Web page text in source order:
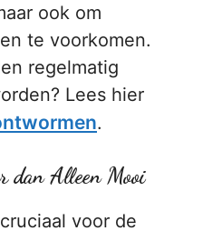
ook om
te voorkomen.
regelmatig
Lees hier
.
dan Alleen Mooi
voor de